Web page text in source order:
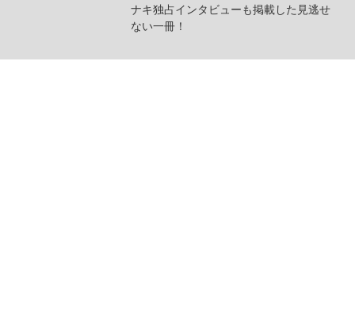
ナキ独占インタビューも掲載した見逃せ
ない一冊！